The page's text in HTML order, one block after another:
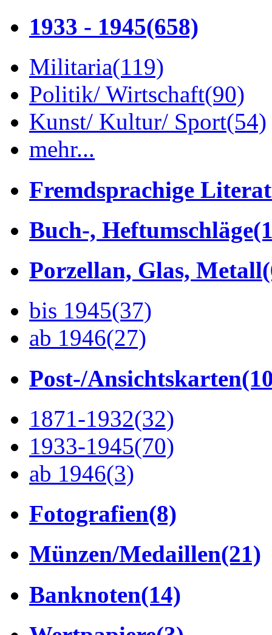
1933 - 1945(658)
Militaria(119)
Politik/ Wirtschaft(90)
Kunst/ Kultur/ Sport(54)
mehr...
Fremdsprachige
Buch-, Heftumschläge
Porzellan, Glas, Metall
bis 1945(37)
ab 1946(27)
Post-/Ansichtskarten
1871-1932(32)
1933-1945(70)
ab 1946(3)
Fotografien(8)
Münzen/Medaillen(21)
Banknoten(14)